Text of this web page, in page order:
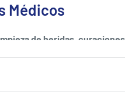
Médicos
de heridas,
estériles pueden
hidrófila se enfoca en la